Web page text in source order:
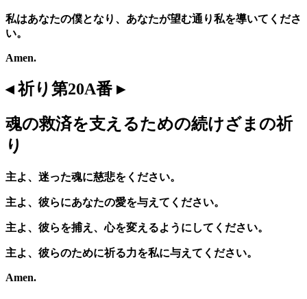
私はあなたの僕となり、あなたが望む通り私を導いてくださ
い。
Amen.
◂ 祈り第20A番 ▸
魂の救済を支えるための続けざまの祈
り
主よ、迷った魂に慈悲をください。
主よ、彼らにあなたの愛を与えてください。
主よ、彼らを捕え、心を変えるようにしてください。
主よ、彼らのために祈る力を私に与えてください。
Amen.